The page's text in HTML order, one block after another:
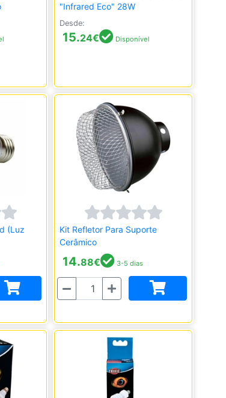
"Infrared Eco" 28W
Desde:
15.24€ Disponível
(Luz
Kit Refletor Para Suporte
Cerâmico
14.88€ 3-5 dias
Quantidade